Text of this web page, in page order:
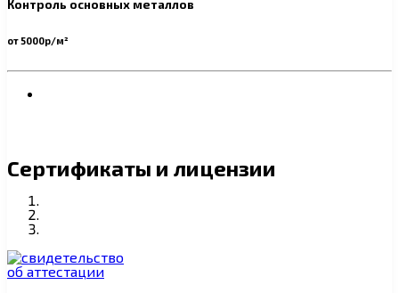
Контроль основных металлов
от 5000р/м²
Сертификаты и лицензии